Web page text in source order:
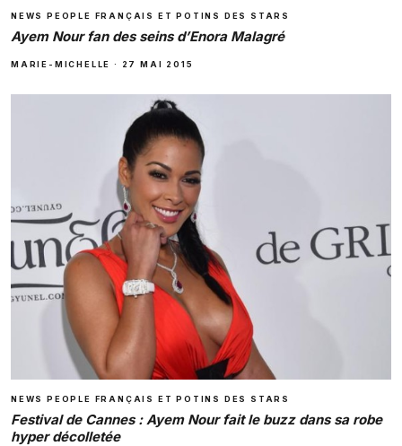
NEWS PEOPLE FRANÇAIS ET POTINS DES STARS
Ayem Nour fan des seins d’Enora Malagré
MARIE-MICHELLE · 27 MAI 2015
NEWS PEOPLE FRANÇAIS ET POTINS DES STARS
Festival de Cannes : Ayem Nour fait le buzz dans sa robe
hyper décolletée